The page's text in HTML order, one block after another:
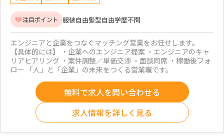
注目ポイント 服装自由髪型自由学歴不問
エンジニアと企業をつなぐマッチング営業をお任せします。
【具体的には】 ・企業へのエンジニア提案 ・エンジニアのキャ
リアヒアリング ・案件調整／単価交渉 ・面談同席 ・稼働後フォ
ロー 「人」と「企業」の未来をつくる営業職です。
無料で求人を問い合わせる
求人情報を詳しく見る